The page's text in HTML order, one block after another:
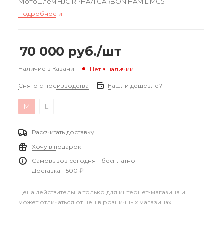
Подробности
70 000 руб./шт
Наличие в Казани Нет в наличии
Снято с производства Нашли дешевле?
M L
Рассчитать доставку
Хочу в подарок
Самовывоз сегодня - бесплатно
Доставка - 500 ₽
Цена действительна только для интернет-магазина и
может отличаться от цен в розничных магазинах